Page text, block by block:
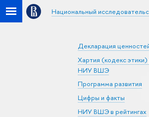
Национальный
Декларация
Хартия (кодекс
НИУ ВШЭ
Программа развития
Цифры и факты
НИУ ВШЭ в рейтингах